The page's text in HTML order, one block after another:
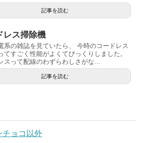
記事を読む
レス掃除機
系の雑誌を見ていたら、 今時のコードレス
てすごく性能がよくてびっくりしました。
スって配線のわずらわしさがな...
記事を読む
チョコ以外